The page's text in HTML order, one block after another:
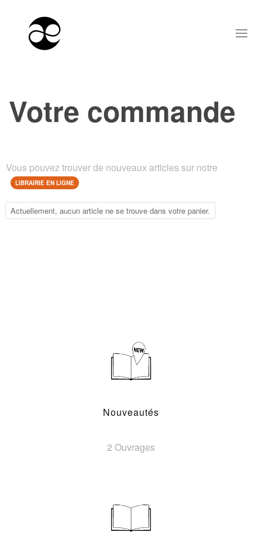
Votre commande
Vous pouvez trouver de nouveaux articles sur notre
LIBRAIRIE EN LIGNE
Actuellement, aucun article ne se trouve dans votre panier.
Nouveautés
2 Ouvrages